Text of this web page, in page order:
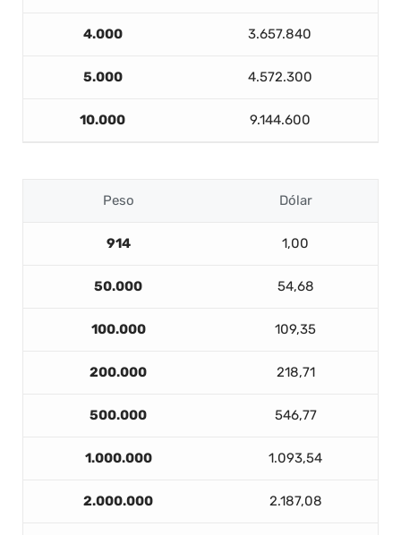
4.000 3.657.840
5.000 4.572.300
10.000 9.144.600
Peso Dólar
914 1,00
50.000 54,68
100.000 109,35
200.000 218,71
500.000 546,77
1.000.000 1.093,54
2.000.000 2.187,08